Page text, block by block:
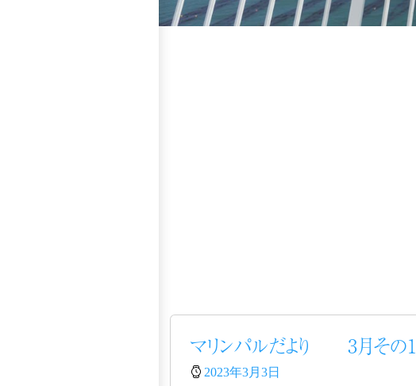
マリンパルだより 3月その1
2023年3月3日